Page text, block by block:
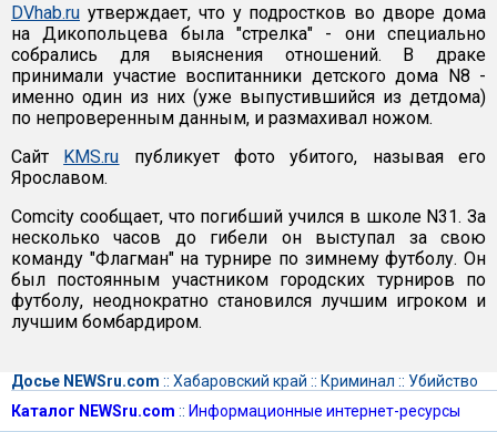
DVhab.ru утверждает, что у подростков во дворе дома
на Дикопольцева была "стрелка" - они специально
собрались для выяснения отношений. В драке
принимали участие воспитанники детского дома N8 -
именно один из них (уже выпустившийся из детдома)
по непроверенным данным, и размахивал ножом.
Сайт KMS.ru публикует фото убитого, называя его
Ярославом.
Comcity сообщает, что погибший учился в школе N31. За
несколько часов до гибели он выступал за свою
команду "Флагман" на турнире по зимнему футболу. Он
был постоянным участником городских турниров по
футболу, неоднократно становился лучшим игроком и
лучшим бомбардиром.
Досье NEWSru.com :: Хабаровский край :: Криминал :: Убийство
Каталог NEWSru.com :: Информационные интернет-ресурсы